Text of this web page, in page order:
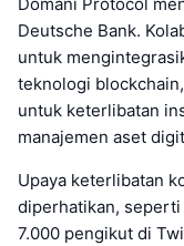
Deutsche Bank.
untuk
teknologi
untuk keterlibatan
manajemen aset
Upaya keterlibatan
diperhatikan, seperti
7.000 pengikut di